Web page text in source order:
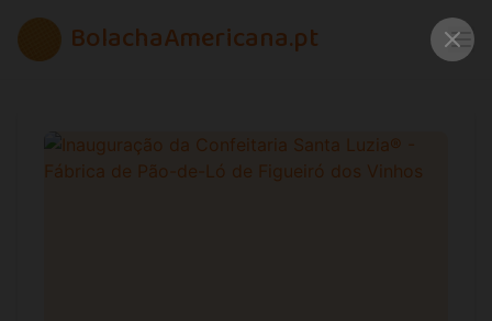
BolachaAmericana.pt